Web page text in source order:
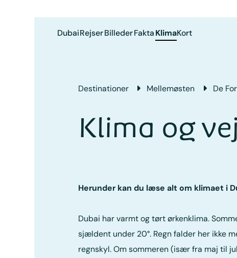
DubaiRejserBillederFaktaKlimaKort
Destinationer Mellemøsten De
Klima og
Herunder kan du læse alt om klimaet i
Dubai har varmt og tørt ørkenklima.
sjældent under 20°. Regn falder her ikke
regnskyl. Om sommeren (især fra maj til